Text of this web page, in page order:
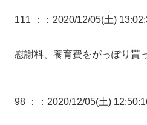
111 ： ：2020/12/05(土)
慰謝料、養育費をがっぽり貰
98 ： ：2020/12/05(土)